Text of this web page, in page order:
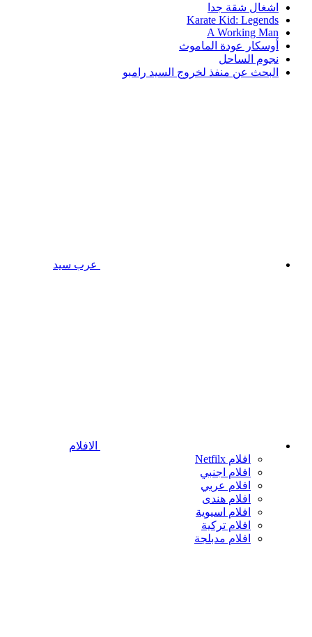
اشغال شقة جدا
Karate Kid: Legends
A Working Man
أوسكار عودة الماموث
نجوم الساحل
البحث عن منفذ لخروج السيد رامبو
عرب سيد
الافلام
افلام Netfilx
افلام اجنبي
افلام عربي
افلام هندى
افلام اسيوية
افلام تركية
افلام مدبلجة